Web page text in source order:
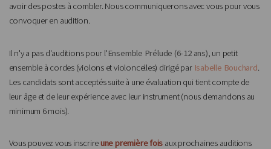
avoir des postes à combler. Nous communiquerons avec vous pour vous
convoquer en audition.
Il n'y a pas d'auditions pour l'Ensemble Prélude (6-12 ans), un petit
ensemble à cordes (violons et violoncelles) dirigé par Isabelle Bouchard.
Les candidats sont acceptés suite à une évaluation qui tient compte de
leur âge et de leur expérience avec leur instrument (nous demandons au
minimum 6 mois).
Vous pouvez vous inscrireune première fois aux prochaines auditions